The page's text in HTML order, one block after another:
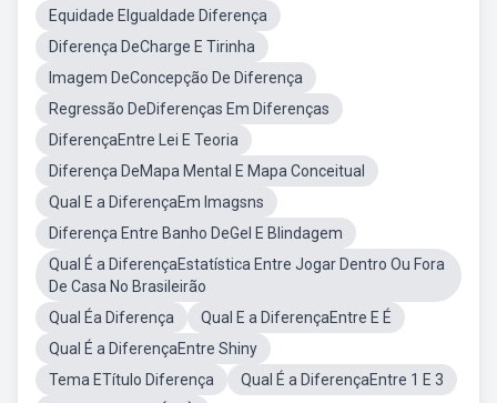
Equidade EIgualdade Diferença
Diferença DeCharge E Tirinha
Imagem DeConcepção De Diferença
Regressão DeDiferenças Em Diferenças
DiferençaEntre Lei E Teoria
Diferença DeMapa Mental E Mapa Conceitual
Qual E a DiferençaEm Imagsns
Diferença Entre Banho DeGel E Blindagem
Qual É a DiferençaEstatística Entre Jogar Dentro Ou Fora
De Casa No Brasileirão
Qual Éa Diferença
Qual E a DiferençaEntre E É
Qual É a DiferençaEntre Shiny
Tema ETítulo Diferença
Qual É a DiferençaEntre 1 E 3